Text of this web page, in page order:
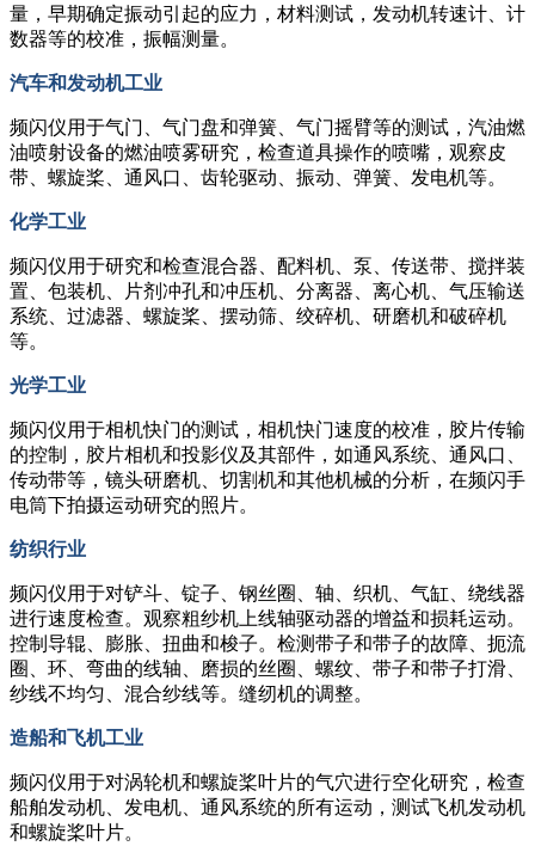
量，早期确定振动引起的应力，材料测试，发动机转速计、计
数器等的校准，振幅测量。
汽车和发动机工业
频闪仪用于气门、气门盘和弹簧、气门摇臂等的测试，汽油燃
油喷射设备的燃油喷雾研究，检查道具操作的喷嘴，观察皮
带、螺旋桨、通风口、齿轮驱动、振动、弹簧、发电机等。
化学工业
频闪仪用于研究和检查混合器、配料机、泵、传送带、搅拌装
置、包装机、片剂冲孔和冲压机、分离器、离心机、气压输送
系统、过滤器、螺旋桨、摆动筛、绞碎机、研磨机和破碎机
等。
光学工业
频闪仪用于相机快门的测试，相机快门速度的校准，胶片传输
的控制，胶片相机和投影仪及其部件，如通风系统、通风口、
传动带等，镜头研磨机、切割机和其他机械的分析，在频闪手
电筒下拍摄运动研究的照片。
纺织行业
频闪仪用于对铲斗、锭子、钢丝圈、轴、织机、气缸、绕线器
进行速度检查。观察粗纱机上线轴驱动器的增益和损耗运动。
控制导辊、膨胀、扭曲和梭子。检测带子和带子的故障、扼流
圈、环、弯曲的线轴、磨损的丝圈、螺纹、带子和带子打滑、
纱线不均匀、混合纱线等。缝纫机的调整。
造船和飞机工业
频闪仪用于对涡轮机和螺旋桨叶片的气穴进行空化研究，检查
船舶发动机、发电机、通风系统的所有运动，测试飞机发动机
和螺旋桨叶片。